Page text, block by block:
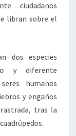
ciudadanos
libran sobre el
dos especies
y diferente
humanos
y engaños
tras la